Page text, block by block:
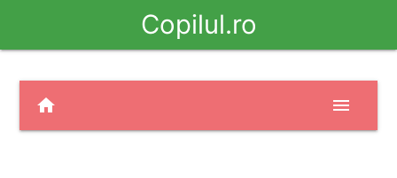
Copilul.ro
home menu